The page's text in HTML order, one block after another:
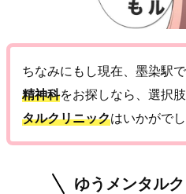
ちなみにもし現在、墨染駅で
精神科をお探しなら、選択肢
タルクリニックはいかがで
ゆうメンタル